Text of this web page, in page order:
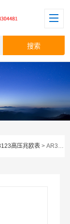
高压兆欧表 > AR3125高压兆欧表